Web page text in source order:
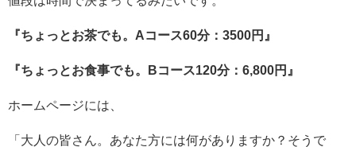
『ちょっとお茶でも。Aコース60分：3500円』
『ちょっとお食事でも。Bコース120分：6,800円』
ホームページには、
「大人の皆さん。あなた方には何がありますか？そうで